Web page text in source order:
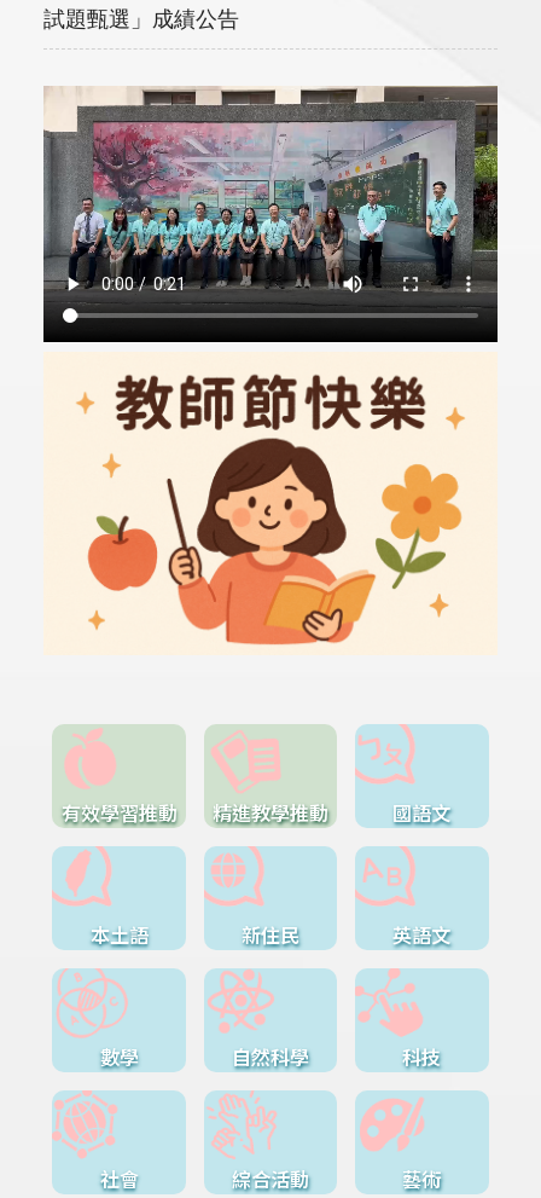
試題甄選」成績公告
有效學習推動 精進教學推動 國語文
本土語 新住民 英語文
數學 自然科學 科技
社會 綜合活動 藝術